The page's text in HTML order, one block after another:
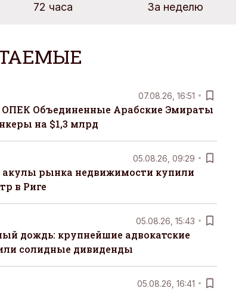
72 часа За неделю
07.08.26, 16:51
Объединенные Арабские Эмираты
на $1,3 млрд
05.08.26, 09:29
акулы рынка недвижимости купили
в Риге
05.08.26, 15:43
дождь: крупнейшие адвокатские
солидные дивиденды
05.08.26, 16:41